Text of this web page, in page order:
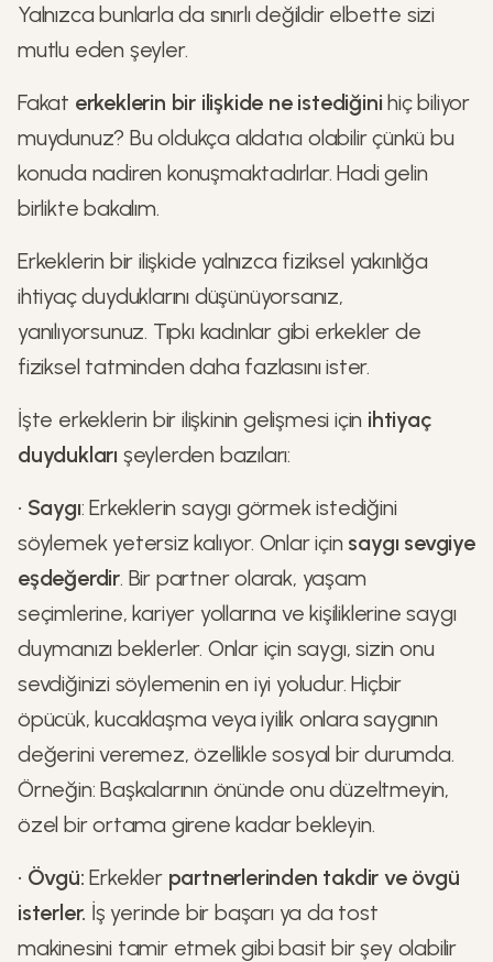
Yalnızca bunlarla da sınırlı değildir elbette sizi
mutlu eden şeyler.
Fakat erkeklerin bir ilişkide ne istediğini hiç biliyor
muydunuz? Bu oldukça aldatıcı olabilir çünkü bu
konuda nadiren konuşmaktadırlar. Hadi gelin
birlikte bakalım.
Erkeklerin bir ilişkide yalnızca fiziksel yakınlığa
ihtiyaç duyduklarını düşünüyorsanız,
yanılıyorsunuz. Tıpkı kadınlar gibi erkekler de
fiziksel tatminden daha fazlasını ister.
İşte erkeklerin bir ilişkinin gelişmesi için ihtiyaç
duydukları şeylerden bazıları:
• Saygı: Erkeklerin saygı görmek istediğini
söylemek yetersiz kalıyor. Onlar için saygı sevgiye
eşdeğerdir. Bir partner olarak, yaşam
seçimlerine, kariyer yollarına ve kişiliklerine saygı
duymanızı beklerler. Onlar için saygı, sizin onu
sevdiğinizi söylemenin en iyi yoludur. Hiçbir
öpücük, kucaklaşma veya iyilik onlara saygının
değerini veremez, özellikle sosyal bir durumda.
Örneğin: Başkalarının önünde onu düzeltmeyin,
özel bir ortama girene kadar bekleyin.
• Övgü:Erkekler partnerlerinden takdir ve övgü
isterler. İş yerinde bir başarı ya da tost
makinesini tamir etmek gibi basit bir şey olabilir